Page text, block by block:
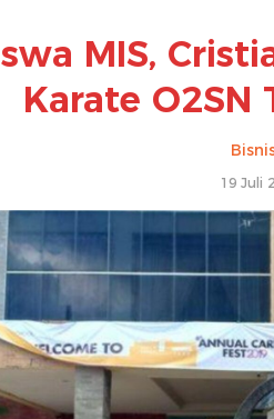
MIS,
Karate O2SN
19 Juli